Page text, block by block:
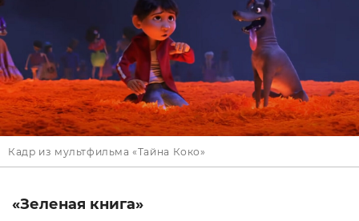
Кадр из мультфильма «Тайна Коко»
«Зеленая книга»